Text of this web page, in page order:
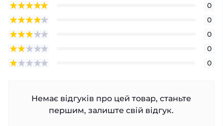
0
0
0
0
0
Немає відгуків про цей товар, станьте
першим, залиште свій відгук.